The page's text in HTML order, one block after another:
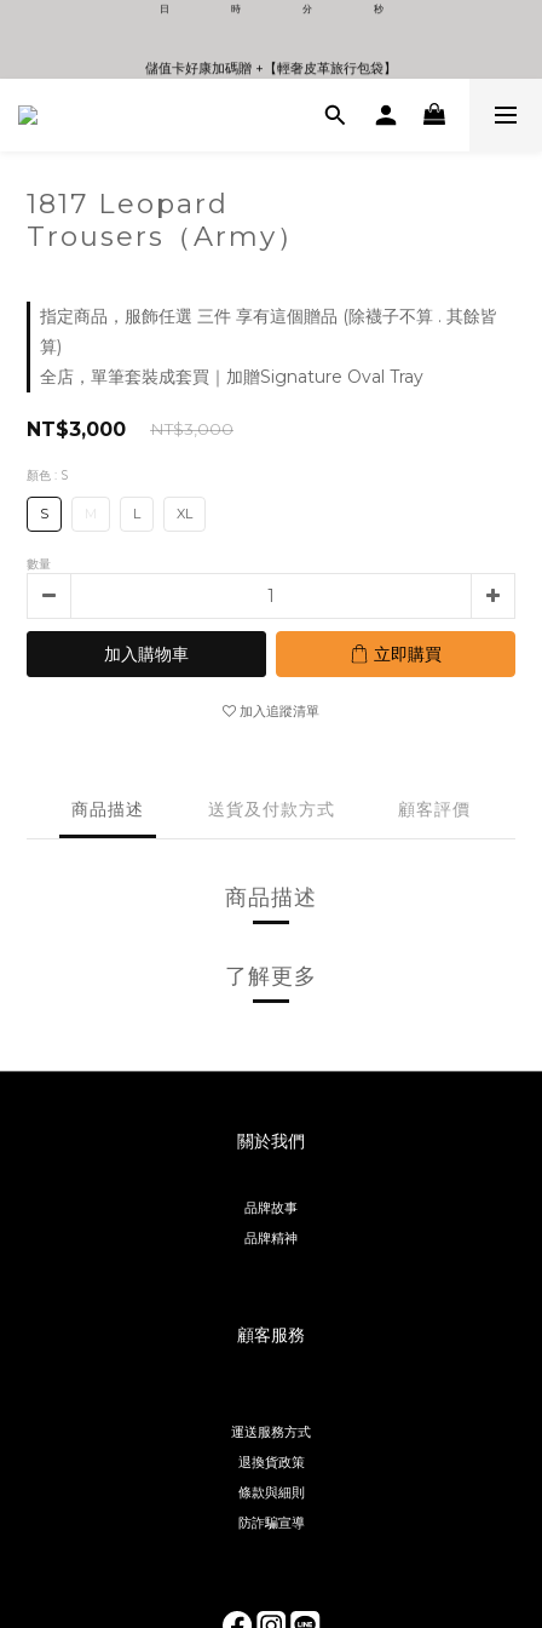
1
8
5
2
儲值卡好康加碼贈 +【輕奢皮革旅行包袋】
1817 Leopard
Trousers（Army）
指定商品，服飾任選 三件 享有這個贈品 (除襪子不算 . 其餘皆
算)
全店，單筆套裝成套買｜加贈Signature Oval Tray
NT$3,000 NT$3,000
顏色 : S
S M L XL
數量
加入購物車 立即購買
加入追蹤清單
商品描述 送貨及付款方式 顧客評價
商品描述
了解更多
關於我們
品牌故事
品牌精神
顧客服務
運送服務方式
退換貨政策
條款與細則
防詐騙宣導